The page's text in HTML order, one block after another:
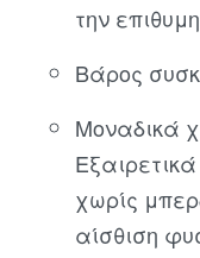
την
Βάρος
Μοναδικά
χωρίς
αίσθιση